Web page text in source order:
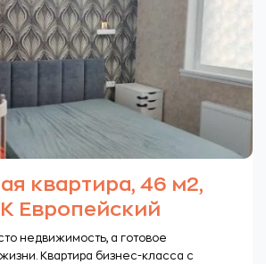
квартира, 46 м2,
Европейский
недвижимость, а готовое
Квартира бизнес-класса с